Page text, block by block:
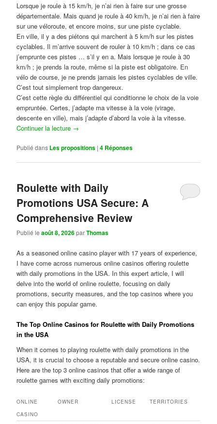
Lorsque je roule à 15 km/h, je n’ai rien à faire sur une grosse
départementale. Mais quand je roule à 40 km/h, je n’ai rien à faire
sur une véloroute, et encore moins, sur une piste cyclable.
En ville, il y a des piétons qui marchent à 5 km/h sur les pistes
cyclables. Il m’arrive souvent de rouler à 10 km/h ; dans ce cas
j’emprunte ces pistes … s’il y en a. Mais lorsque je roule à 30
km/h ; je prends la route, même si la piste est obligatoire. En
vélo de course, je ne prends jamais les pistes cyclables de ville.
C’est tout simplement trop dangereux.
C’est cette règle du différentiel qui conditionne le choix de la voie
empruntée. Certes, j’adapte ma vitesse à la voie (virage,
descente en ville), mais j’adapte d’abord la voie à la vitesse.
Continuer la lecture →
Publié dans Les propositions |4 Réponses
Roulette with Daily
Promotions USA Secure: A
Comprehensive Review
Publié leaoût 8, 2026parThomas
As a seasoned online casino player with 17 years of experience,
I have come across numerous online casinos offering roulette
with daily promotions in the USA. In this expert article, I will
delve into the world of online roulette, focusing on daily
promotions, security measures, and the top casinos where you
can enjoy this popular game.
The Top Online Casinos for Roulette with Daily Promotions
in the USA
When it comes to playing roulette with daily promotions in the
USA, it is crucial to choose a reputable and secure online casino.
Here are the top 3 online casinos that offer a wide range of
roulette games with exciting daily promotions:
ONLINE
CASINO
OWNER LICENSE TERRITORIES